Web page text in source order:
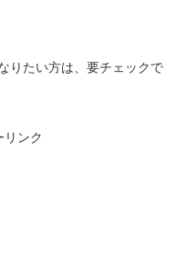
りたい方は、要チェックで
リンク